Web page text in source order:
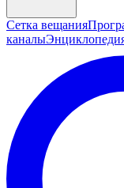
Сетка вещания
каналы